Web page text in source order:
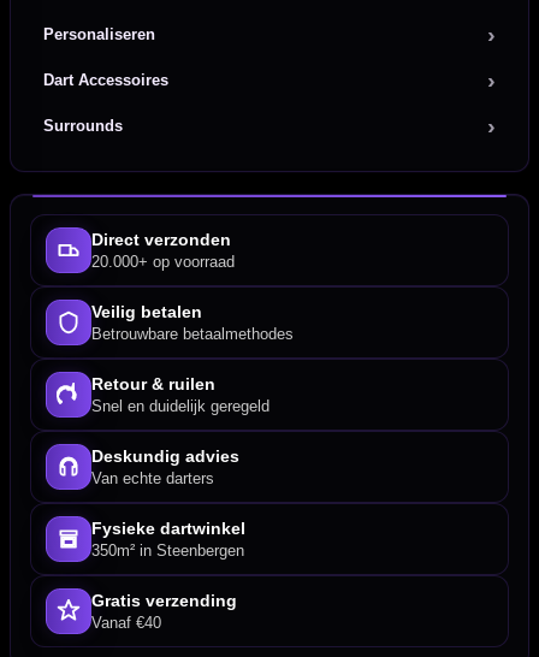
Personaliseren
Dart Accessoires
Surrounds
Direct verzonden
20.000+ op voorraad
Veilig betalen
Betrouwbare betaalmethodes
Retour & ruilen
Snel en duidelijk geregeld
Deskundig advies
Van echte darters
Fysieke dartwinkel
350m² in Steenbergen
Gratis verzending
Vanaf €40